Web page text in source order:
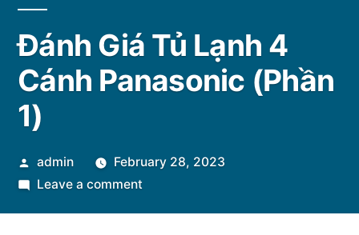
Đánh Giá Tủ Lạnh 4
Cánh Panasonic (Phần
1)
Posted
by
admin
February 28, 2023
Leave a commenton